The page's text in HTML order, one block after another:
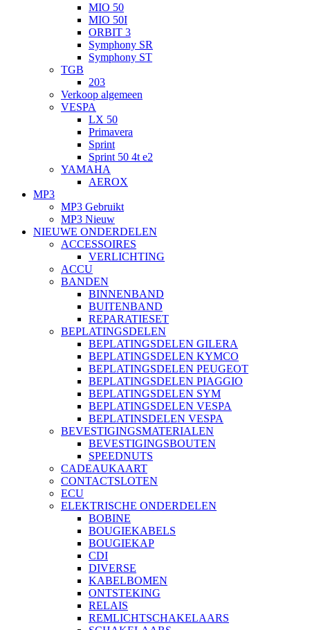
MIO 50
MIO 50I
ORBIT 3
Symphony SR
Symphony ST
TGB
203
Verkoop algemeen
VESPA
LX 50
Primavera
Sprint
Sprint 50 4t e2
YAMAHA
AEROX
MP3
MP3 Gebruikt
MP3 Nieuw
NIEUWE ONDERDELEN
ACCESSOIRES
VERLICHTING
ACCU
BANDEN
BINNENBAND
BUITENBAND
REPARATIESET
BEPLATINGSDELEN
BEPLATINGSDELEN GILERA
BEPLATINGSDELEN KYMCO
BEPLATINGSDELEN PEUGEOT
BEPLATINGSDELEN PIAGGIO
BEPLATINGSDELEN SYM
BEPLATINGSDELEN VESPA
BEPLATINSDELEN VESPA
BEVESTIGINGSMATERIALEN
BEVESTIGINGSBOUTEN
SPEEDNUTS
CADEAUKAART
CONTACTSLOTEN
ECU
ELEKTRISCHE ONDERDELEN
BOBINE
BOUGIEKABELS
BOUGIEKAP
CDI
DIVERSE
KABELBOMEN
ONTSTEKING
RELAIS
REMLICHTSCHAKELAARS